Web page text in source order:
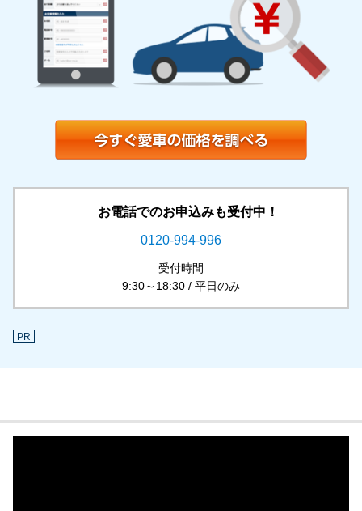
お電話でのお申込みも受付中！
0120-994-996
受付時間
9:30～18:30 / 平日のみ
PR